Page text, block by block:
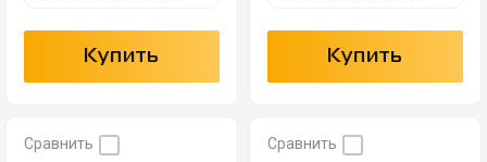
Купить Купить
Сравнить Сравнить